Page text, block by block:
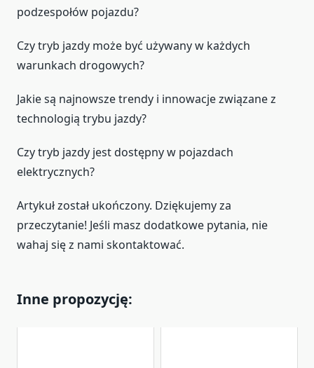
podzespołów pojazdu?
Czy tryb jazdy może być używany w każdych
warunkach drogowych?
Jakie są najnowsze trendy i innowacje związane z
technologią trybu jazdy?
Czy tryb jazdy jest dostępny w pojazdach
elektrycznych?
Artykuł został ukończony. Dziękujemy za
przeczytanie! Jeśli masz dodatkowe pytania, nie
wahaj się z nami skontaktować.
Inne propozycję: